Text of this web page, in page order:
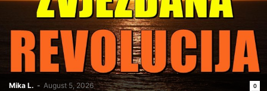
Mika L. - August 5, 2026 0